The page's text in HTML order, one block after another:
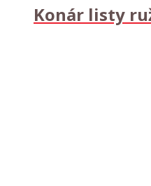
Konár listy